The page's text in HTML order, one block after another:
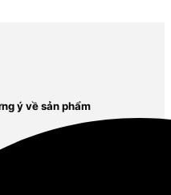
ý về sản phẩm